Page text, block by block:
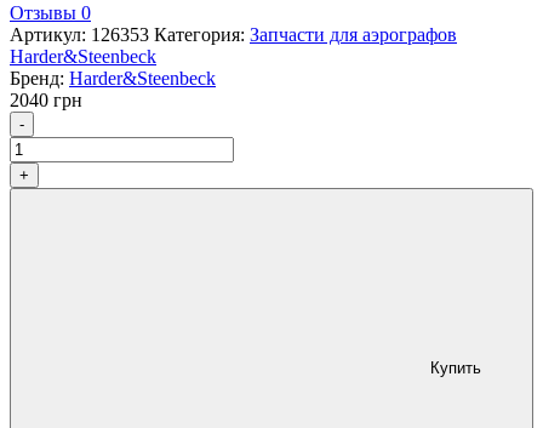
Отзывы 0
Артикул: 126353 Категория: Запчасти для аэрографов
Harder&Steenbeck
Бренд: Harder&Steenbeck
2040 грн
- Количество
+
Купить